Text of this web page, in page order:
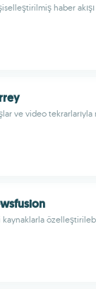
haber akışı
ve video